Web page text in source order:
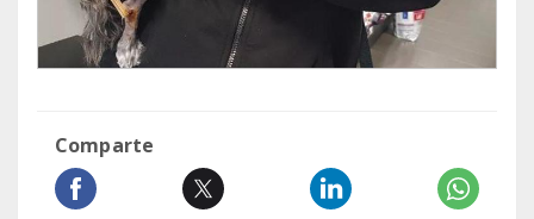
Comparte